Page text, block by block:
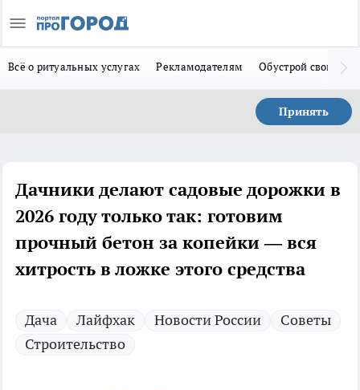
Всё о ритуальных услугах Рекламодателям Обустрой свой дом
Принять
Дачники делают садовые дорожки в
2026 году только так: готовим
прочный бетон за копейки — вся
хитрость в ложке этого средства
Дача Лайфхак Новости России
Советы
Строительство